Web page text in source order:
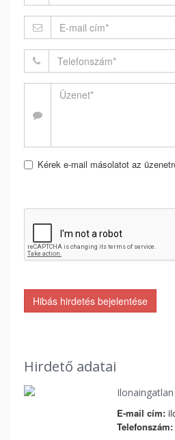
Kérek e-mail másolatot az
Hibás hirdetés bejelentése
Hirdető adatai
Ilonaingatlan
E-mail cím:
Telefonszám: